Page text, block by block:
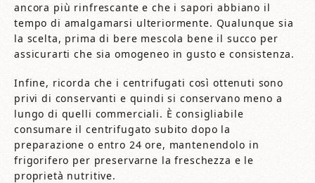
ancora più rinfrescante e che i sapori abbiano il
tempo di amalgamarsi ulteriormente. Qualunque sia
la scelta, prima di bere mescola bene il succo per
assicurarti che sia omogeneo in gusto e consistenza.
Infine, ricorda che i centrifugati così ottenuti sono
privi di conservanti e quindi si conservano meno a
lungo di quelli commerciali. È consigliabile
consumare il centrifugato subito dopo la
preparazione o entro 24 ore, mantenendolo in
frigorifero per preservarne la freschezza e le
proprietà nutritive.